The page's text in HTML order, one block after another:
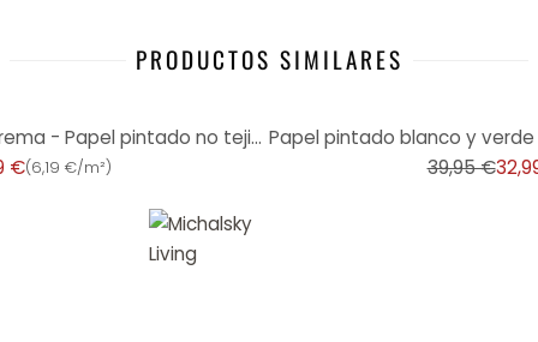
PRODUCTOS SIMILARES
Papel pintado Leaves beige crema - Papel pintado no tejido con diseño de hojas grandes en tonos natu
€(6,19 €/m²) 39,95 €